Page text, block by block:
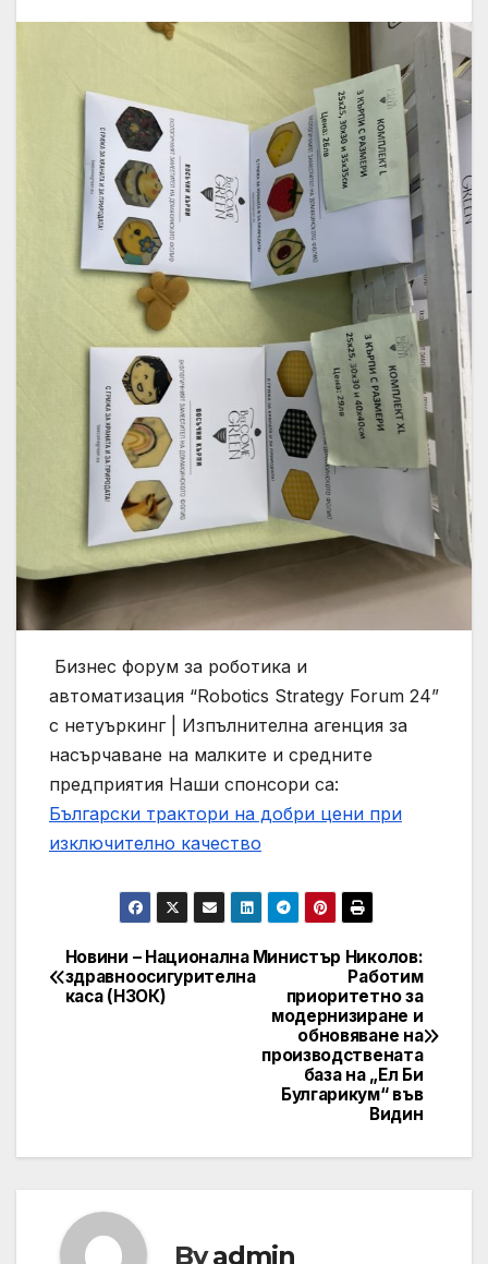
Бизнес форум за роботика и
автоматизация “Robotics Strategy Forum 24”
с нетуъркинг | Изпълнителна агенция за
насърчаване на малките и средните
предприятия Наши спонсори са:
Български трактори на добри цени при
изключително качество
Post
navigation
Министър Николов:
Работим
приоритетно за
модернизиране и
обновяване на
производствената
база на „Ел Би
Булгарикум“ във
Видин
Новини – Национална
здравноосигурителна
каса (НЗОК)
Byadmin